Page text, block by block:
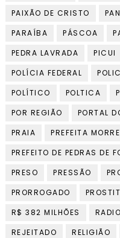
PAIXÃO DE CRISTO
PARAÍBA
PÁSCOA
PEDRA LAVRADA
PICUI
POLÍCIA FEDERAL
POLÍTICO
POLTICA
POR REGIÃO
PORTAL
PRAIA
PREFEITA MORRE
PREFEITO DE PEDRAS DE
PRESO
PRESSÃO
PRORROGADO
R$ 382 MILHÕES
RADIO
REJEITADO
RELIGIÃO